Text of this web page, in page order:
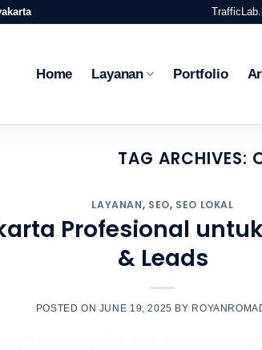
Home Layanan Portfolio
TAG ARCHIVES:
LAYANAN, SEO, SEO LOKAL
Profesional
& Leads
POSTED ON JUNE 19, 2025 BY